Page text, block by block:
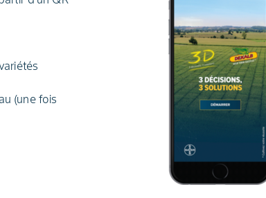
(une fois